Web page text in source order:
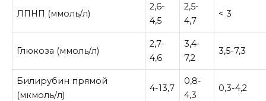
ЛПНП (ммоль/л)
2,6-
4,5
2,5-
4,7
< 3
Глюкоза (ммоль/л)
2,7-
4,6
3,4-
7,2
3,5-7,3
Билирубин прямой
(мкмоль/л)
4-13,7
0,8-
4,3
0,3-4,2